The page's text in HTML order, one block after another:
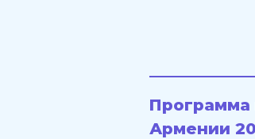
Армении